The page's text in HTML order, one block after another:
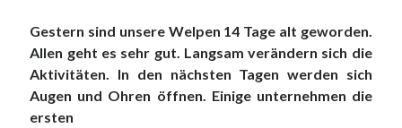
Gestern sind unsere Welpen 14 Tage alt geworden.
Allen geht es sehr gut. Langsam verändern sich die
Aktivitäten. In den nächsten Tagen werden sich
Augen und Ohren öffnen. Einige unternehmen die
ersten